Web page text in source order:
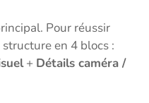
Pour réussir
en 4 blocs :
+ Détails caméra /